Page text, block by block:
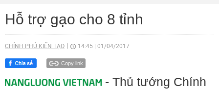
Hỗ trợ gạo cho 8 tỉnh
CHÍNH PHỦ KIẾN TẠO 14:45 01/04/2017
Copy link
- Thủ tướng Chính